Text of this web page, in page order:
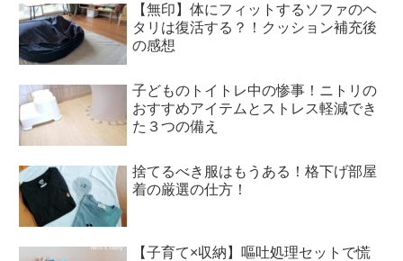
【無印】体にフィットするソファのヘ
タリは復活する？！クッション補充後
の感想
子どものトイトレ中の惨事！ニトリの
おすすめアイテムとストレス軽減でき
た３つの備え
捨てるべき服はもうある！格下げ部屋
着の厳選の仕方！
【子育て×収納】嘔吐処理セットで慌